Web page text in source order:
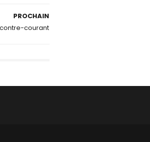
PROCHAIN
courant